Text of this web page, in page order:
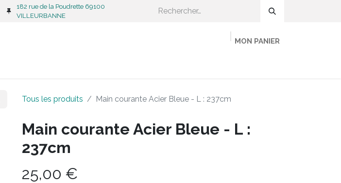
182 rue de la Poudrette 69100
VILLEURBANNE
MON PANIER
Tous les produits Main courante Acier Bleue - L : 237cm
Main courante Acier Bleue - L :
237cm
25,00 €